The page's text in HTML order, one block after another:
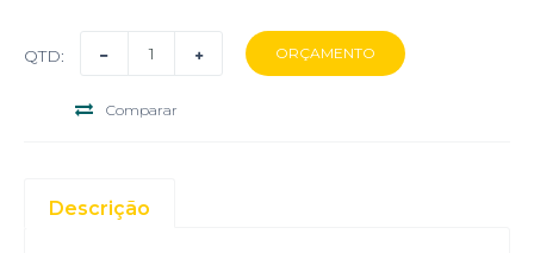
QTD:
Comparar
Descrição